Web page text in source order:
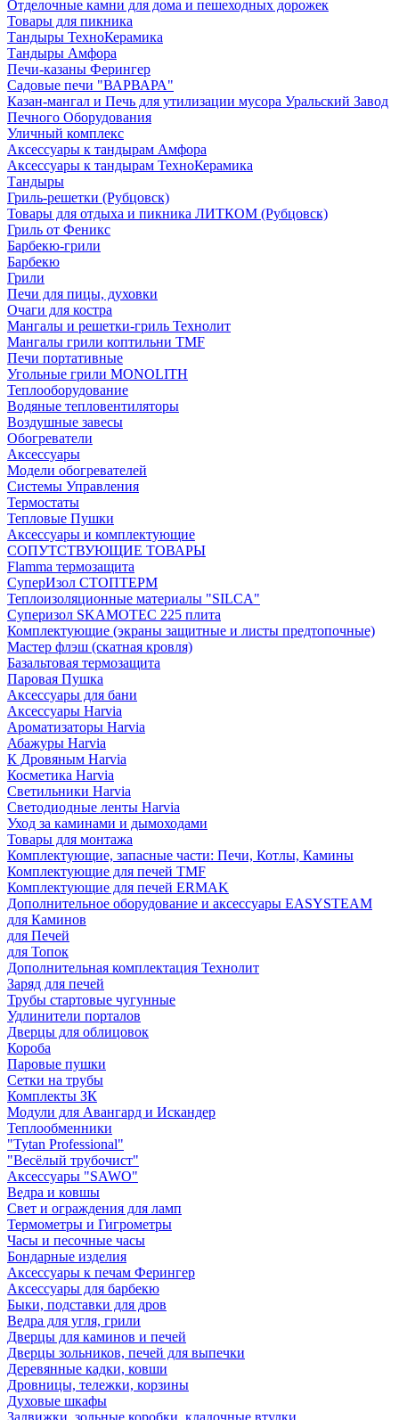
Отделочные камни для дома и пешеходных дорожек
Товары для пикника
Тандыры ТехноКерамика
Тандыры Амфора
Печи-казаны Ферингер
Садовые печи "ВАРВАРА"
Казан-мангал и Печь для утилизации мусора Уральский Завод
Печного Оборудования
Уличный комплекс
Аксессуары к тандырам Амфора
Аксессуары к тандырам ТехноКерамика
Тандыры
Гриль-решетки (Рубцовск)
Товары для отдыха и пикника ЛИТКОМ (Рубцовск)
Гриль от Феникс
Барбекю-грили
Барбекю
Грили
Печи для пицы, духовки
Очаги для костра
Мангалы и решетки-гриль Технолит
Мангалы грили коптильни TMF
Печи портативные
Угольные грили MONOLITH
Теплооборудование
Водяные тепловентиляторы
Воздушные завесы
Обогреватели
Аксессуары
Модели обогревателей
Системы Управления
Термостаты
Тепловые Пушки
Аксессуары и комплектующие
СОПУТСТВУЮЩИЕ ТОВАРЫ
Flamma термозащита
СуперИзол СТОПТЕРМ
Теплоизоляционные материалы "SILCA"
Суперизол SKAMOTEC 225 плита
Комплектующие (экраны защитные и листы предтопочные)
Мастер флэш (скатная кровля)
Базальтовая термозащита
Паровая Пушка
Аксессуары для бани
Аксессуары Harvia
Ароматизаторы Harvia
Абажуры Harvia
К Дровяным Harvia
Косметика Harvia
Светильники Harvia
Светодиодные ленты Harvia
Уход за каминами и дымоходами
Товары для монтажа
Комплектующие, запасные части: Печи, Котлы, Камины
Комплектующие для печей TMF
Комплектующие для печей ERMAK
Дополнительное оборудование и аксессуары EASYSTEAM
для Каминов
для Печей
для Топок
Дополнительная комплектация Технолит
Заряд для печей
Трубы стартовые чугунные
Удлинители порталов
Дверцы для облицовок
Короба
Паровые пушки
Сетки на трубы
Комплекты ЗК
Модули для Авангард и Искандер
Теплообменники
"Tytan Professional"
"Весёлый трубочист"
Аксессуары "SAWO"
Ведра и ковшы
Свет и ограждения для ламп
Термометры и Гигрометры
Часы и песочные часы
Бондарные изделия
Аксессуары к печам Ферингер
Аксессуары для барбекю
Быки, подставки для дров
Ведра для угля, грили
Дверцы для каминов и печей
Дверцы зольников, печей для выпечки
Деревянные кадки, ковши
Дровницы, тележки, корзины
Духовые шкафы
Задвижки, зольные коробки, кладочные втулки